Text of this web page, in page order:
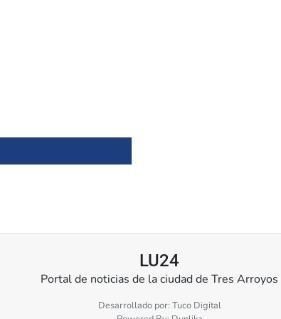
LU24
Portal de noticias de la ciudad de Tres Arroyos
Desarrollado por: Tuco Digital